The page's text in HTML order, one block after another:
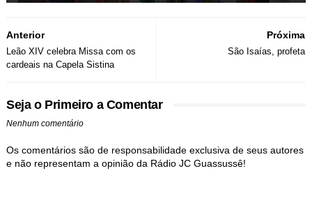
Próxima
São Isaías, profeta
Anterior
Leão XIV celebra Missa com os
cardeais na Capela Sistina
Seja o Primeiro a Comentar
Nenhum comentário
Os comentários são de responsabilidade exclusiva de seus autores
e não representam a opinião da Rádio JC Guassussê!